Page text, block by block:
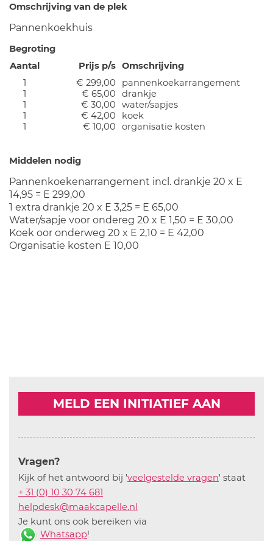
Omschrijving van de plek
Pannenkoekhuis
Begroting
Aantal
Prijs p/s Omschrijving
1
€ 299,00
pannenkoekarrangement
1
€ 65,00
drankje
1
€ 30,00
water/sapjes
1
€ 42,00
koek
1
€ 10,00 organisatie kosten
Middelen nodig
Pannenkoekenarrangement incl. drankje 20 x E
14,95 = E 299,00
1 extra drankje 20 x E 3,25 = E 65,00
Water/sapje voor ondereg 20 x E 1,50 = E 30,00
Koek oor onderweg 20 x E 2,10 = E 42,00
Organisatie kosten E 10,00
MELD EEN INITIATIEF AAN
Vragen?
Kijk of het antwoord bij 'veelgestelde vragen' staat
+ 31 (0) 10 30 74 681
helpdesk@maakcapelle.nl
Je kunt ons ook bereiken via
Whatsapp!